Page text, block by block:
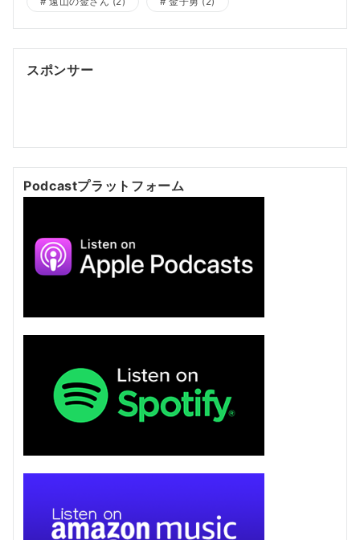
スポンサー
Podcastプラットフォーム